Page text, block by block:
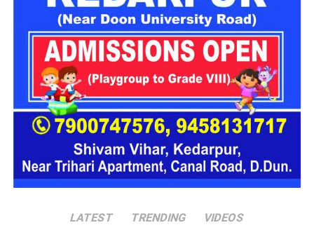
16 घरों में मिलेगा परिवार जैसा माहौल
प्रस्तावित आलंबन गांव में कॉटेज और छोटे घर विकसित किए जाएंगे। यहां
एक परिवार की तर्ज पर लोगों को रखा जाएगा। योजना के मुताबिक, एक
यूनिट में करीब दो महिलाएं, चार बच्चे और एक किशोरी को शामिल किया
जाएगा। इस तरह उन्हें एक परिवार की तरह साथ रहने का अवसर मिलेगा।
हर यूनिट में अलग किचन जैसी सुविधाएं भी होंगी, ताकि वहां रहने वाली
महिलाओं और बच्चों को रोजमर्रा के जीवन में ज्यादा स्वतंत्रता और जिम्मेदारी
का अनुभव हो सके। प्रस्तावित परिसर में कुल 16 घर विकसित किए
जाएंगे, जिनमें करीब 88 लोगों के रहने की व्यवस्था होगी।
LATEST TRENDING VIDEOS